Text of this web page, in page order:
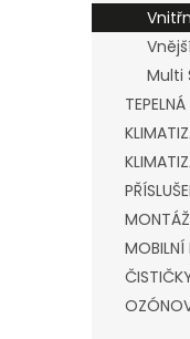
e
Multi
MONTÁŽ
MOBILNÍ